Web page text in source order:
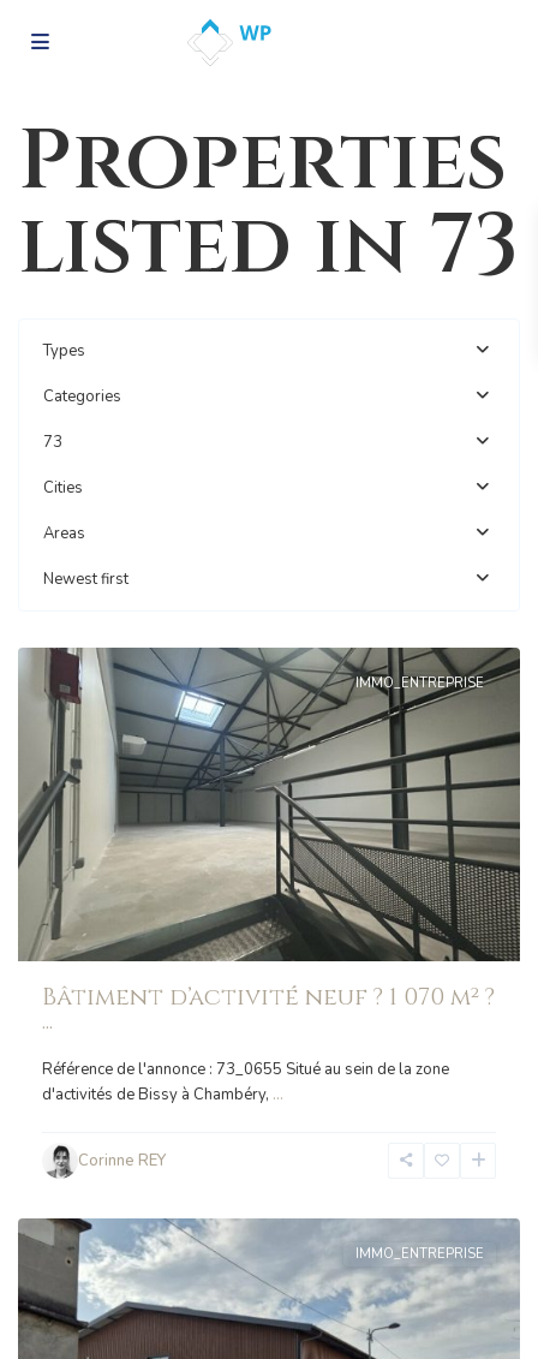
Properties
listed in 73
Types
Categories
73
Cities
Areas
Newest first
IMMO_ENTREPRISE
Bâtiment d’activité neuf ? 1 070 m² ?
...
Référence de l'annonce : 73_0655 Situé au sein de la zone
d'activités de Bissy à Chambéry, ...
Corinne REY
IMMO_ENTREPRISE